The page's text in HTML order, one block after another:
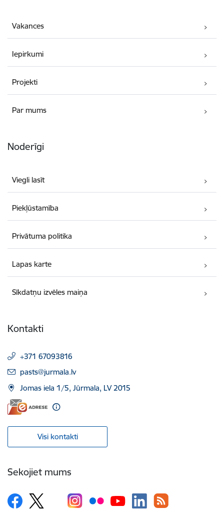
Vakances
Iepirkumi
Projekti
Par mums
Noderīgi
Viegli lasīt
Piekļūstamība
Privātuma politika
Lapas karte
Sīkdatņu izvēles maiņa
Kontakti
+371 67093816
E-pasts:
pasts@jurmala.lv
Jomas iela 1/5, Jūrmala, LV 2015
Visi kontakti
Sekojiet mums